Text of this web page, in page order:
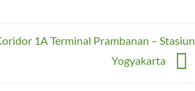
1A Terminal Prambanan – Stasiun
Yogyakarta